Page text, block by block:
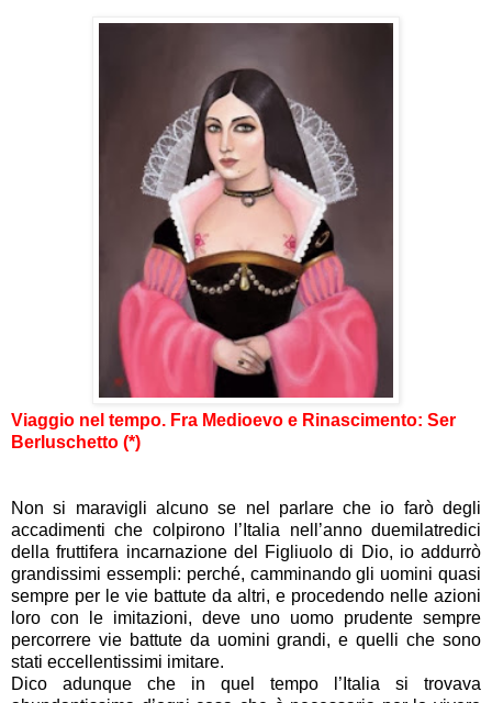
Viaggio nel tempo. Fra Medioevo e Rinascimento: Ser
Berluschetto (*)
Non si maravigli alcuno se nel parlare che io farò degli
accadimenti che colpirono l’Italia nell’anno duemilatredici
della fruttifera incarnazione del Figliuolo di Dio, io addurrò
grandissimi essempli: perché, camminando gli uomini quasi
sempre per le vie battute da altri, e procedendo nelle azioni
loro con le imitazioni, deve uno uomo prudente sempre
percorrere vie battute da uomini grandi, e quelli che sono
stati eccellentissimi imitare.
Dico adunque che in quel tempo l’Italia si trovava